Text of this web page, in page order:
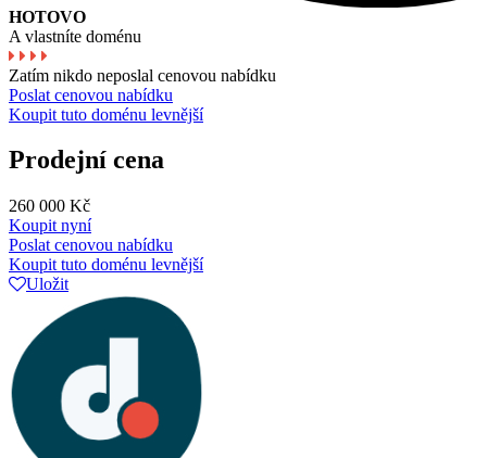
HOTOVO
A vlastníte doménu
Zatím nikdo neposlal cenovou nabídku
Poslat cenovou nabídku
Koupit tuto doménu levnější
Prodejní cena
260 000 Kč
Koupit nyní
Poslat cenovou nabídku
Koupit tuto doménu levnější
Uložit